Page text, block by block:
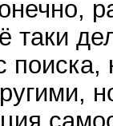
таки